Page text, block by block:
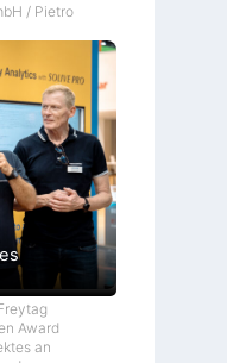
/ Pietro
Award
an